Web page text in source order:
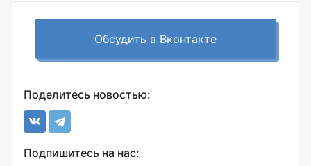
Обсудить в Вконтакте
Поделитесь новостью:
Подпишитесь на нас: